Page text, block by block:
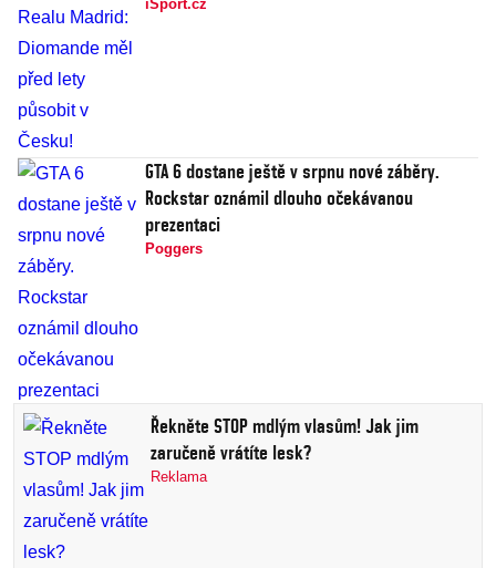
iSport.cz
GTA 6 dostane ještě v srpnu nové záběry.
Rockstar oznámil dlouho očekávanou
prezentaci
Poggers
Řekněte STOP mdlým vlasům! Jak jim
zaručeně vrátíte lesk?
Reklama